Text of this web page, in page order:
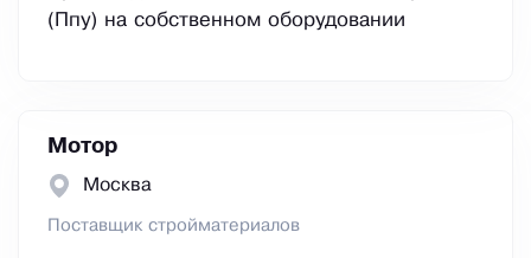
(Ппу) на собственном оборудовании
Мотор
Москва
Поставщик стройматериалов